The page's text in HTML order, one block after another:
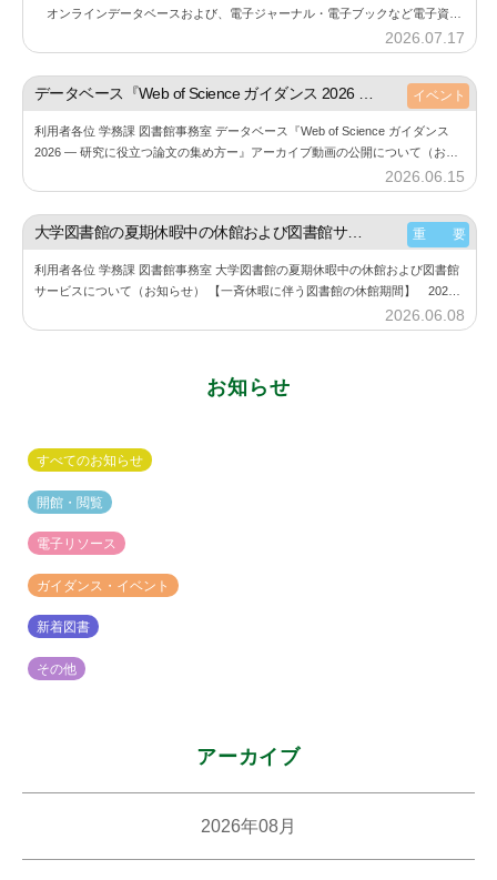
2026.07.17
神
館
オンラインデータベースおよび、電子ジャーナル・電子ブックなど電子資料
の利用にあたり、下記の点にご注意しご利用ください。 また、利用する際に
は必…
2026.06.15
神
イベント
利用者各位 学務課 図書館事務室 データベース『Web of Science ガイダンス
2026 ― 研究に役立つ論文の集め方ー』アーカイブ動画の公開について（お知
2026.06.08
大学図書館の夏期休暇中の休館および図書館サービスについて（お知らせ） 重 要
利用者各位 学務課 図書館事務室 大学図書館の夏期休暇中の休館および図書館
サービスについて（お知らせ） 【一斉休暇に伴う図書館の休館期間】 2026
年8月11日（火） ～ 2026年8月23日（日） 詳細は、大学図書館…
お知らせ
すべてのお知らせ
開館・閲覧
電子リソース
ガイダンス・イベント
新着図書
その他
アーカイブ
2026年08月